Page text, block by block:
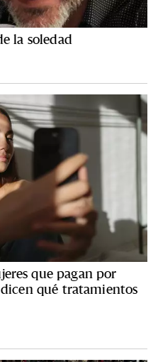
la soledad
que pagan por
dicen qué tratamientos